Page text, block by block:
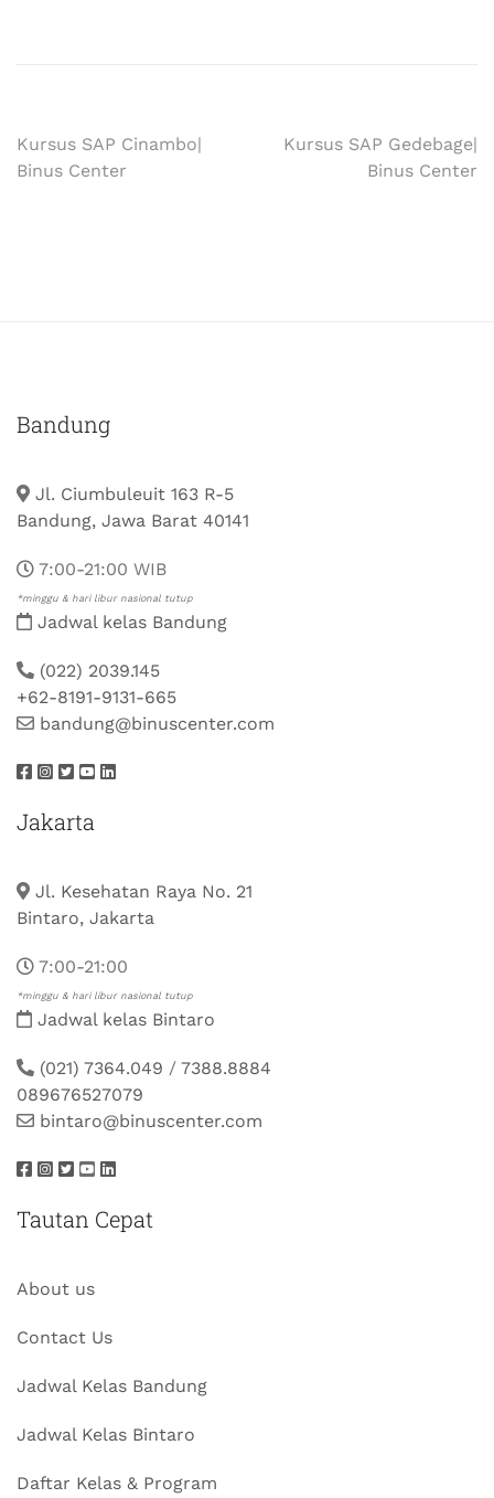
Kursus SAP Cinambo|
Binus Center
Kursus SAP Gedebage|
Binus Center
Bandung
Jl. Ciumbuleuit 163 R-5
Bandung, Jawa Barat 40141
7:00-21:00 WIB
*minggu & hari libur nasional tutup
Jadwal kelas Bandung
(022) 2039.145
+62-8191-9131-665
bandung@binuscenter.com
Jakarta
Jl. Kesehatan Raya No. 21
Bintaro, Jakarta
7:00-21:00
*minggu & hari libur nasional tutup
Jadwal kelas Bintaro
(021) 7364.049 / 7388.8884
089676527079
bintaro@binuscenter.com
Tautan Cepat
About us
Contact Us
Jadwal Kelas Bandung
Jadwal Kelas Bintaro
Daftar Kelas & Program